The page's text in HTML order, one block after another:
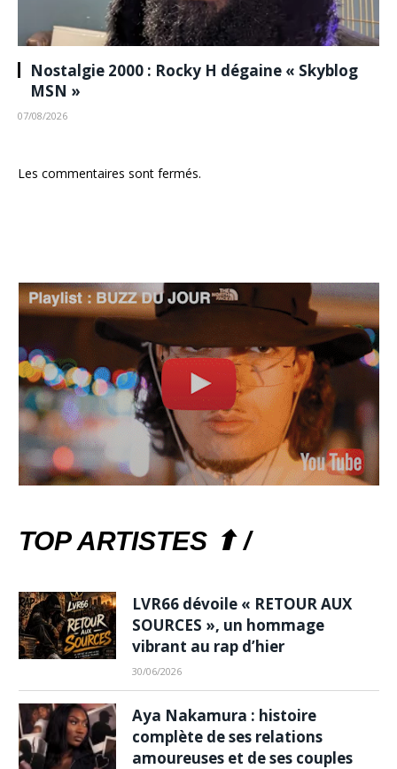
Nostalgie 2000 : Rocky H dégaine « Skyblog
MSN »
07/08/2026
Les commentaires sont fermés.
TOP ARTISTES ⬆ /
LVR66 dévoile « RETOUR AUX
SOURCES », un hommage
vibrant au rap d’hier
30/06/2026
Aya Nakamura : histoire
complète de ses relations
amoureuses et de ses couples